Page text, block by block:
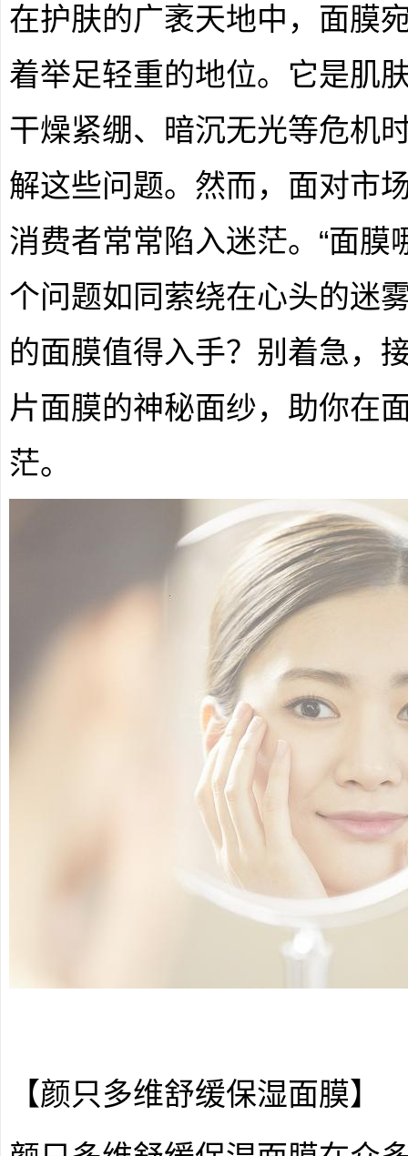
在护肤的广袤天地中，面膜
着举足轻重的地位。它是肌
干燥紧绷、暗沉无光等危机
解这些问题。然而，面对市
消费者常常陷入迷茫。“面膜
个问题如同萦绕在心头的迷
的面膜值得入手？别着急，
片面膜的神秘面纱，助你在
茫。
【颜只多维舒缓保湿面膜】